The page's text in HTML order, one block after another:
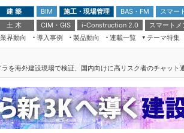
建 築 BIM 施工・現場管理 BAS・FM
スマー
土 木
CIM・GIS i-Construction 2.0
スマート
業界動向
導入事例 製品動向 連載一覧
テーマ特集
ドローンがもたらす建設業界の“ゲー
ムチェンジ” Ver.2.0
脱3Kから新3Kへ導く建設×IT
“Society5.0”時代のスマートビル
第8回 国際 建設・測量展
（CSPI2026）
第10回 JAPAN BUILD TOKYO－建
築・土木・不動産の先端技術展－
を海外建設現場で検証、国内向けに高リスク者のチャット